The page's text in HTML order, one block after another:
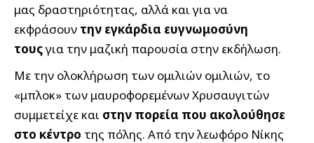
μας δραστηριότητας, αλλά και για να
εκφράσουν την εγκάρδια ευγνωμοσύνη
τουςγια την μαζική παρουσία στην εκδήλωση.
Με την ολοκλήρωση των ομιλιών ομιλιών, το
«μπλοκ» των μαυροφορεμένων Χρυσαυγιτών
συμμετείχε και στην πορεία που ακολούθησε
στο κέντρο της πόλης. Από την λεωφόρο Νίκης